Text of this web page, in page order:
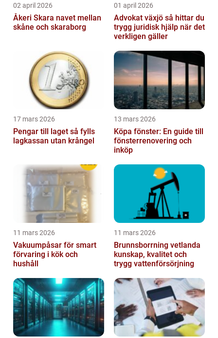
02 april 2026
Åkeri Skara navet mellan
skåne och skaraborg
01 april 2026
Advokat växjö så hittar du
trygg juridisk hjälp när det
verkligen gäller
17 mars 2026
Pengar till laget så fylls
lagkassan utan krångel
13 mars 2026
Köpa fönster: En guide till
fönsterrenovering och
inköp
11 mars 2026
Vakuumpåsar för smart
förvaring i kök och
hushåll
11 mars 2026
Brunnsborrning vetlanda
kunskap, kvalitet och
trygg vattenförsörjning